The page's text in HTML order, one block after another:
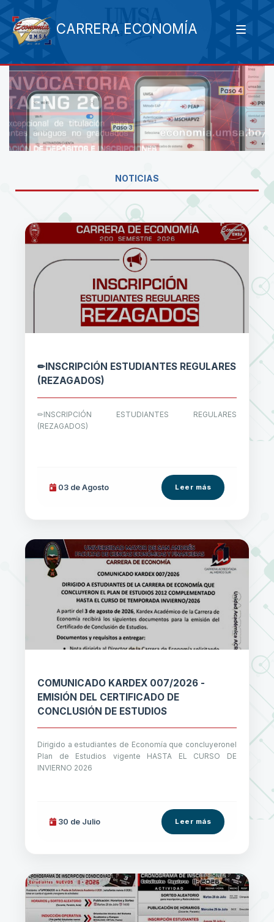
CARRERA ECONOMÍA
NOTICIAS
✏INSCRIPCIÓN ESTUDIANTES REGULARES
(REZAGADOS)
✏INSCRIPCIÓN ESTUDIANTES REGULARES
(REZAGADOS)
03 de Agosto Leer más
COMUNICADO KARDEX 007/2026 -
EMISIÓN DEL CERTIFICADO DE
CONCLUSIÓN DE ESTUDIOS
Dirigido a estudiantes de Economía que concluyeronel
Plan de Estudios vigente HASTA EL CURSO DE
INVIERNO 2026
30 de Julio Leer más